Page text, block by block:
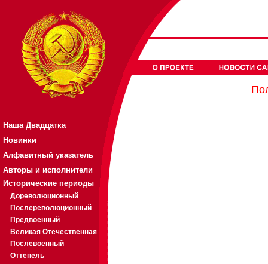
Наша Двадцатка
Новинки
Алфавитный указатель
Авторы и исполнители
Исторические периоды
Дореволюционный
Послереволюционный
Предвоенный
Великая Отечественная
Послевоенный
Оттепель